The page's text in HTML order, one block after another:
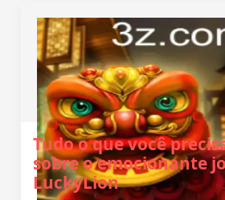
Tudo o que você
sobre o emocionante
LuckyLion